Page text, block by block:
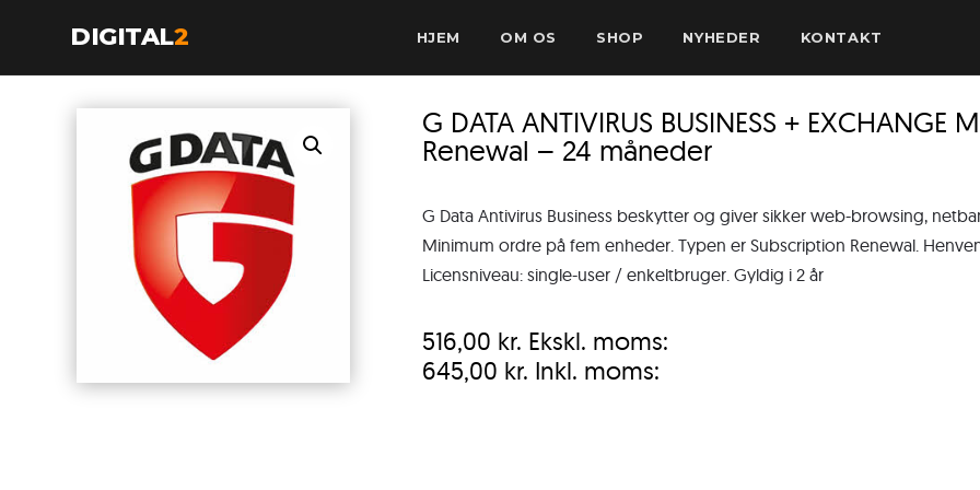
DIGITAL2 HJEM OM OS SHOP NYHEDER KONTAKT
G DATA ANTIVIRUS BUSINESS + EXCHANGE
Renewal – 24 måneder
G Data Antivirus Business beskytter og giver sikker web-browsing,
Minimum ordre på fem enheder. Typen er Subscription Renewal.
Licensniveau: single-user / enkeltbruger. Gyldig i 2 år
516,00 kr. Ekskl. moms:
645,00 kr. Inkl. moms: